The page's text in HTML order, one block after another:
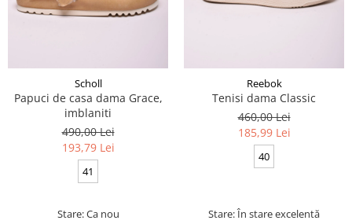
Scholl
Papuci de casa dama Grace,
imblaniti
490,00 Lei
193,79 Lei
41
Stare: Ca nou
Reebok
Tenisi dama Classic
460,00 Lei
185,99 Lei
40
Stare: În stare excelentă